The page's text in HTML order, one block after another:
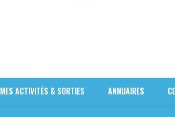
MES ACTIVITÉS & SORTIES ANNUAIRES